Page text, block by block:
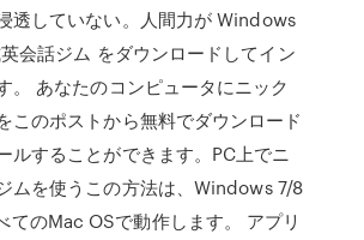
透していない。人間力が Windows
会話ジム をダウンロードしてイン
。 あなたのコンピュータにニック
このポストから無料でダウンロード
ルすることができます。PC上でニ
ムを使うこの方法は、Windows 7/8
てのMac OSで動作します。 アプリ